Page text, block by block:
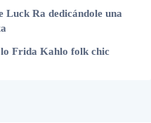
Luck Ra dedicándole una
Frida Kahlo folk chic